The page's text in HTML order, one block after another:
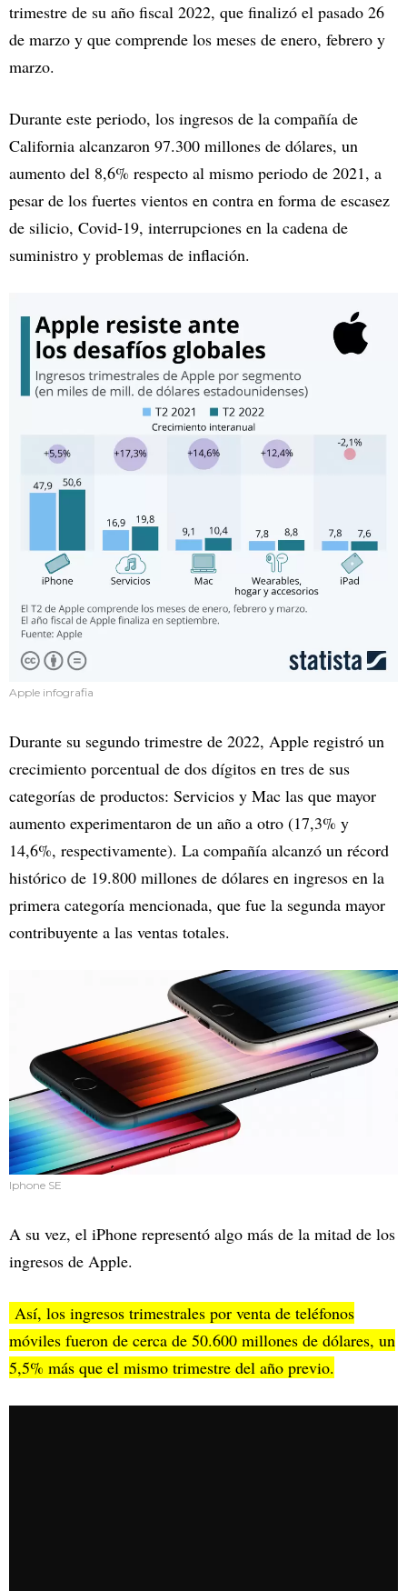
trimestre de su año fiscal 2022, que finalizó el pasado 26
de marzo y que comprende los meses de enero, febrero y
marzo.
Durante este periodo, los ingresos de la compañía de
California alcanzaron 97.300 millones de dólares, un
aumento del 8,6% respecto al mismo periodo de 2021, a
pesar de los fuertes vientos en contra en forma de escasez
de silicio, Covid-19, interrupciones en la cadena de
suministro y problemas de inflación.
Apple infografia
Durante su segundo trimestre de 2022, Apple registró un
crecimiento porcentual de dos dígitos en tres de sus
categorías de productos: Servicios y Mac las que mayor
aumento experimentaron de un año a otro (17,3% y
14,6%, respectivamente). La compañía alcanzó un récord
histórico de 19.800 millones de dólares en ingresos en la
primera categoría mencionada, que fue la segunda mayor
contribuyente a las ventas totales.
Iphone SE
A su vez, el iPhone representó algo más de la mitad de los
ingresos de Apple.
Así, los ingresos trimestrales por venta de teléfonos
móviles fueron de cerca de 50.600 millones de dólares, un
5,5% más que el mismo trimestre del año previo.